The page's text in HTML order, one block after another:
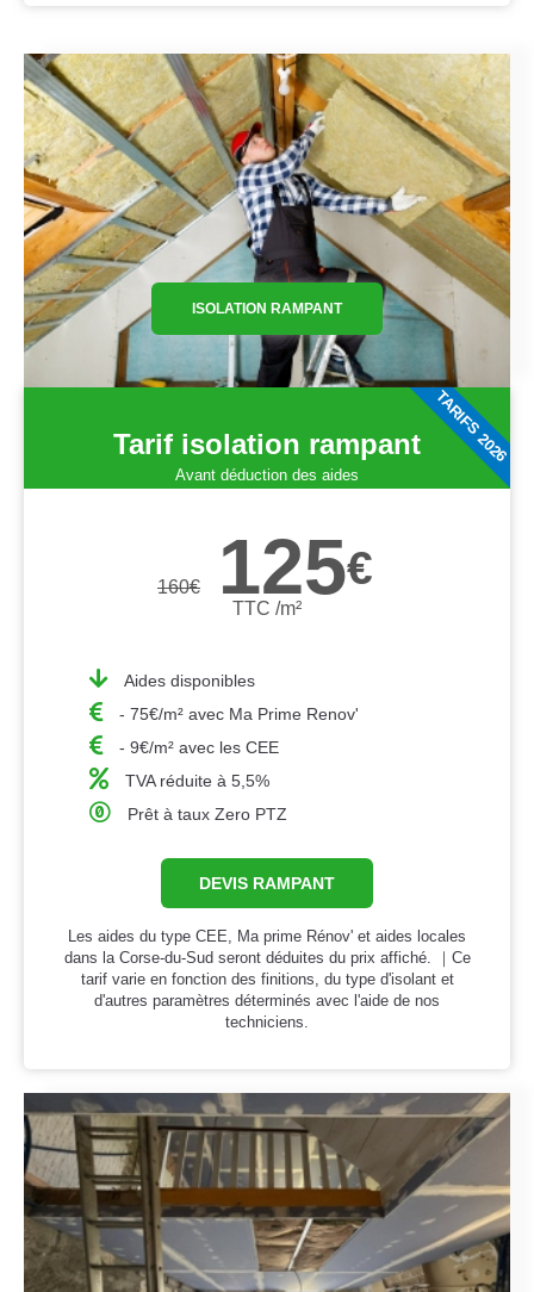
ISOLATION RAMPANT
Tarif isolation rampant
Avant déduction des aides
160€ 125€
TTC /m²
Aides disponibles
- 75€/m² avec Ma Prime Renov'
- 9€/m² avec les CEE
TVA réduite à 5,5%
Prêt à taux Zero PTZ
DEVIS RAMPANT
Les aides du type CEE, Ma prime Rénov' et aides locales
dans la Corse-du-Sud seront déduites du prix affiché. ｜Ce
tarif varie en fonction des finitions, du type d'isolant et
d'autres paramètres déterminés avec l'aide de nos
techniciens.
TARIFS 2026